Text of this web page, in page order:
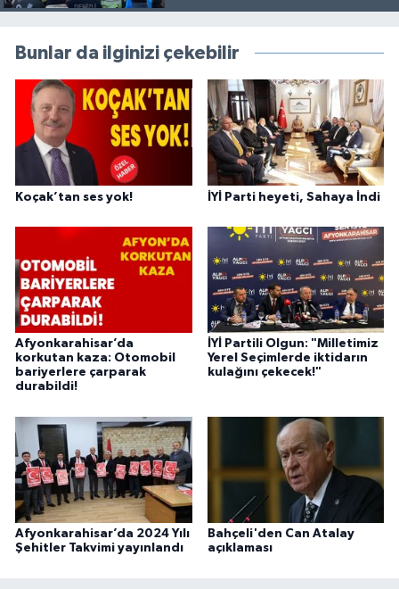
Bunlar da ilginizi çekebilir
Koçak’tan ses yok! İYİ Parti heyeti, Sahaya İndi
Afyonkarahisar’da
korkutan kaza: Otomobil
bariyerlere çarparak
durabildi!
İYİ Partili Olgun: "Milletimiz
Yerel Seçimlerde iktidarın
kulağını çekecek!"
Afyonkarahisar’da 2024 Yılı
Şehitler Takvimi yayınlandı
Bahçeli'den Can Atalay
açıklaması